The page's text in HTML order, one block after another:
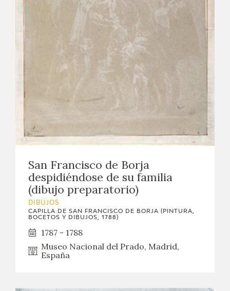
San Francisco de Borja
despidiéndose de su familia
(dibujo preparatorio)
DIBUJOS
CAPILLA DE SAN FRANCISCO DE BORJA (PINTURA,
BOCETOS Y DIBUJOS, 1788)
1787 - 1788
Museo Nacional del Prado, Madrid,
España